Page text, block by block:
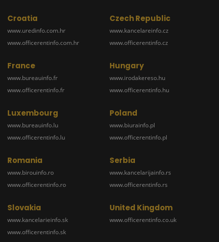
Croatia
www.uredinfo.com.hr
www.officerentinfo.com.hr
Czech Republic
www.kancelareinfo.cz
www.officerentinfo.cz
France
www.bureauinfo.fr
www.officerentinfo.fr
Hungary
www.irodakereso.hu
www.officerentinfo.hu
Luxembourg
www.bureauinfo.lu
www.officerentinfo.lu
Poland
www.biurainfo.pl
www.officerentinfo.pl
Romania
www.birouinfo.ro
www.officerentinfo.ro
Serbia
www.kancelarijainfo.rs
www.officerentinfo.rs
Slovakia
www.kancelarieinfo.sk
www.officerentinfo.sk
United Kingdom
www.officerentinfo.co.uk